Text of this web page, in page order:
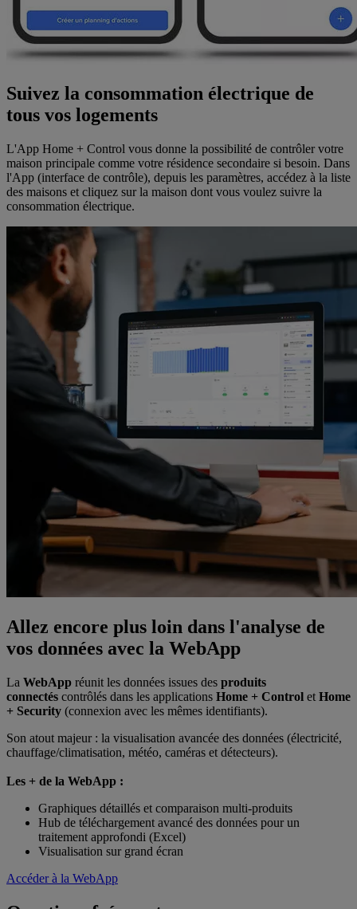
Suivez la consommation électrique de
tous vos logements
L'App Home + Control vous donne la possibilité de contrôler votre
maison principale comme votre résidence secondaire si besoin. Dans
l'App (interface de contrôle), depuis les paramètres, accédez à la liste
des maisons et cliquez sur la maison dont vous voulez suivre la
consommation électrique.
Allez encore plus loin dans l'analyse de
vos données avec la WebApp
La WebApp réunit les données issues des produits
connectés contrôlés dans les applications Home + Control et Home
+ Security (connexion avec les mêmes identifiants).
Son atout majeur : la visualisation avancée des données (électricité,
chauffage/climatisation, météo, caméras et détecteurs).
Les + de la WebApp :
Graphiques détaillés et comparaison multi-produits
Hub de téléchargement avancé des données pour un
traitement approfondi (Excel)
Visualisation sur grand écran
Accéder à la WebApp